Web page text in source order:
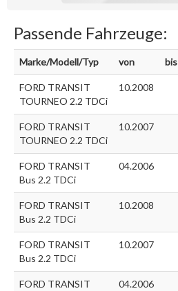
Passende Fahrzeuge:
Marke/Modell/Typ von bis
FORD TRANSIT
TOURNEO 2.2 TDCi
10.2008
FORD TRANSIT
TOURNEO 2.2 TDCi
10.2007
FORD TRANSIT
Bus 2.2 TDCi
04.2006
FORD TRANSIT
Bus 2.2 TDCi
10.2008
FORD TRANSIT
Bus 2.2 TDCi
10.2007
FORD TRANSIT
04.2006